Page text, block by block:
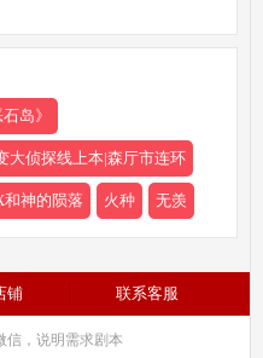
石岛》
大侦探线上本|森厅市连环
和神的陨落 火种 无羡
铺 联系客服
信，说明需求剧本